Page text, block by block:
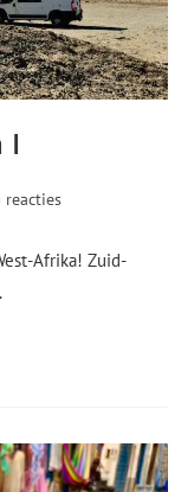
I
reacties
Afrika! Zuid-